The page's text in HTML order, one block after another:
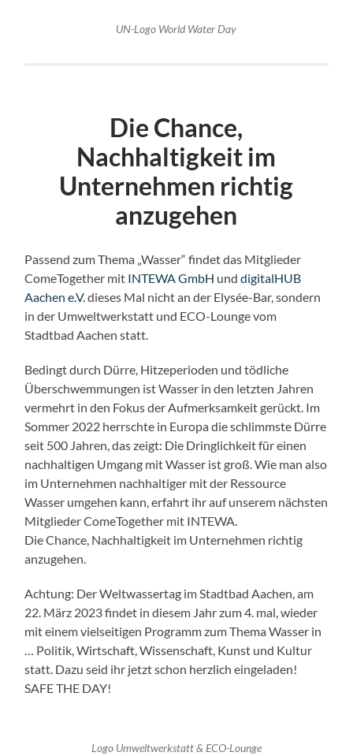
UN-Logo World Water Day
Die Chance,
Nachhaltigkeit im
Unternehmen richtig
anzugehen
Passend zum Thema „Wasser“ findet das Mitglieder
ComeTogether mit INTEWA GmbH unddigitalHUB
Aachen e.V.dieses Mal nicht an der Elysée-Bar, sondern
in der Umweltwerkstatt und ECO-Lounge vom
Stadtbad Aachen statt.
Bedingt durch Dürre, Hitzeperioden und tödliche
Überschwemmungen ist Wasser in den letzten Jahren
vermehrt in den Fokus der Aufmerksamkeit gerückt. Im
Sommer 2022 herrschte in Europa die schlimmste Dürre
seit 500 Jahren, das zeigt: Die Dringlichkeit für einen
nachhaltigen Umgang mit Wasser ist groß. Wie man also
im Unternehmen nachhaltiger mit der Ressource
Wasser umgehen kann, erfahrt ihr auf unserem nächsten
Mitglieder ComeTogether mit INTEWA.
Die Chance, Nachhaltigkeit im Unternehmen richtig
anzugehen.
Achtung: Der Weltwassertag im Stadtbad Aachen, am
22. März 2023 findet in diesem Jahr zum 4. mal, wieder
mit einem vielseitigen Programm zum Thema Wasser in
… Politik, Wirtschaft, Wissenschaft, Kunst und Kultur
statt. Dazu seid ihr jetzt schon herzlich eingeladen!
SAFE THE DAY!
Logo Umweltwerkstatt & ECO-Lounge